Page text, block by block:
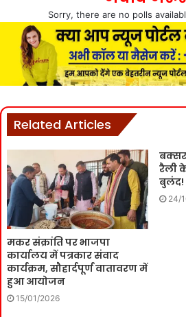
Sorry, there are no polls
Related Articles
मकर संक्रांति पर भाजपा
कार्यालय में पत्रकार संवाद
कार्यक्रम, सौहार्दपूर्ण वातावरण में
हुआ आयोजन
15/01/2026
रैली
बुलंद!
24/